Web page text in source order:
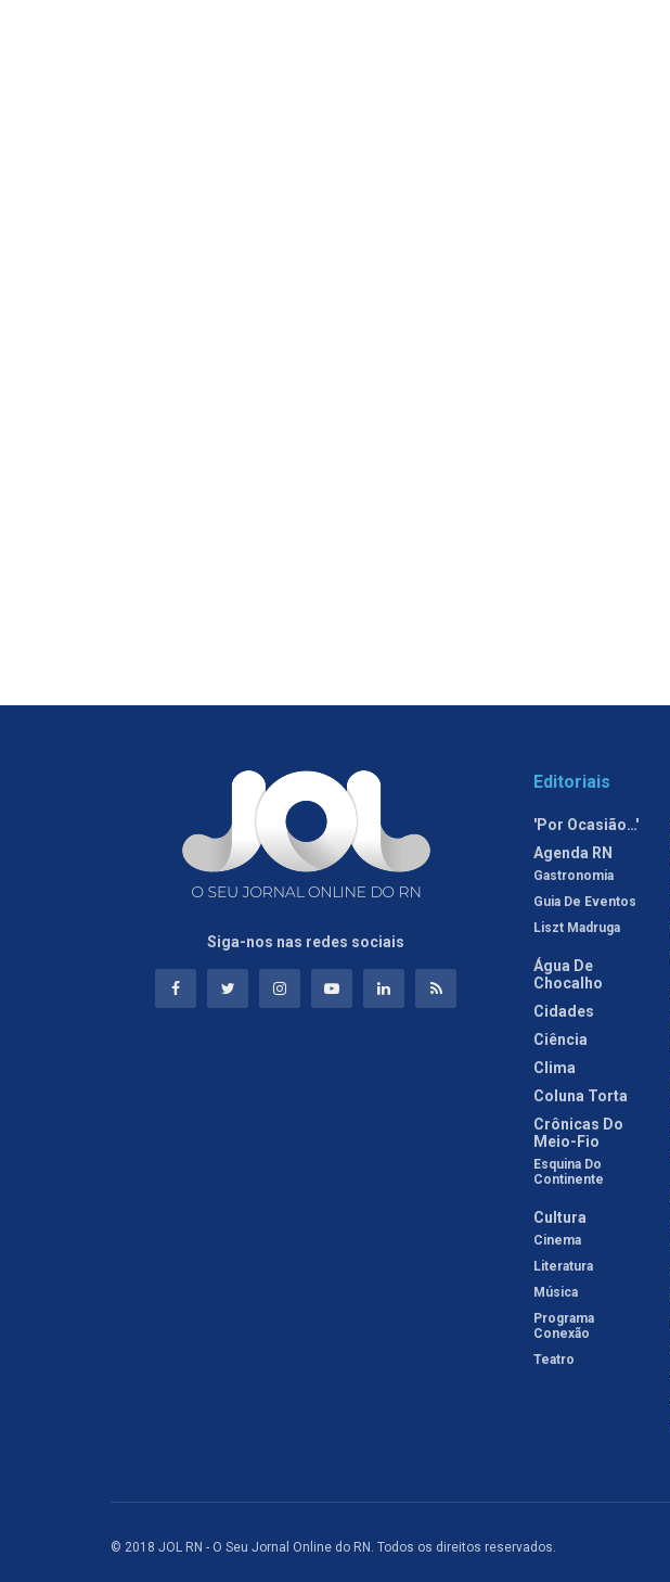
Siga-nos nas redes sociais
Editoriais
'Por Ocasião…'
Agenda RN
Gastronomia
Guia De Eventos
Liszt Madruga
Água De
Chocalho
Cidades
Ciência
Clima
Coluna Torta
Crônicas Do
Meio-Fio
Esquina Do
Continente
Cultura
Cinema
Literatura
Música
Programa
Conexão
Teatro
© 2018 JOL RN - O Seu Jornal Online do RN. Todos os direitos reservados.